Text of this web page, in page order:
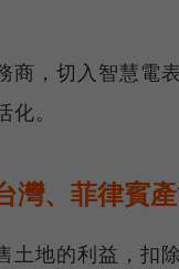
商，切入智慧電
。
灣、菲律賓
土地的利益，扣